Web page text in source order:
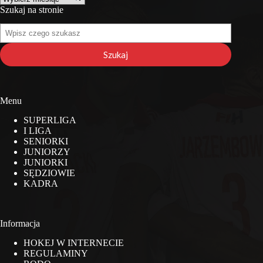
Szukaj na stronie
Szukaj
na
stronie
Szukaj
Menu
SUPERLIGA
I LIGA
SENIORKI
JUNIORZY
JUNIORKI
SĘDZIOWIE
KADRA
Informacja
HOKEJ W INTERNECIE
REGULAMINY